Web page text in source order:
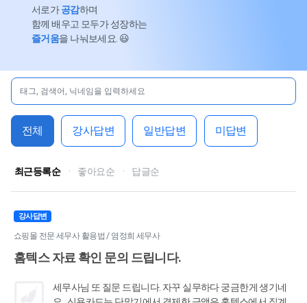
서로가공감하며
함께 배우고 모두가 성장하는
즐거움을 나눠보세요. 😃
전체 강사답변 일반답변 미답변
최근등록순 · 좋아요순 · 답글순
강사답변
쇼핑몰 전문 세무사 활용법 / 염정희 세무사
홈텍스 자료 확인 문의 드립니다.
세무사님 또 질문 드립니다. 자꾸 실무하다 궁금한게 생기네